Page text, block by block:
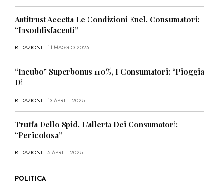
Antitrust Accetta Le Condizioni Enel, Consumatori:
“Insoddisfacenti”
REDAZIONE- 11 MAGGIO 2025
“Incubo” Superbonus 110%, I Consumatori: “Pioggia
Di
REDAZIONE- 13 APRILE 2025
Truffa Dello Spid, L’allerta Dei Consumatori:
“Pericolosa”
REDAZIONE- 5 APRILE 2025
POLITICA